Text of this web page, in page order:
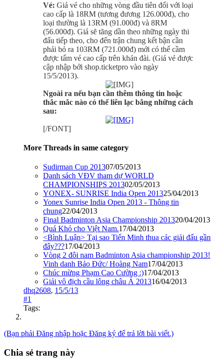
Vé: Giá vé cho những vòng đầu tiên đối với loại
cao cấp là 18RM (tương đương 126.000đ), cho
loại thường là 13RM (91.000đ) và 8RM
(56.000đ). Giá sẽ tăng dần theo những ngày thi
đấu tiếp theo, cho đến trận chung kết bận cần
phải bỏ ra 103RM (721.000đ) mới có thể cầm
được tấm vé cao cấp trên khán đài. (Giá vé được
cập nhập bởi shop.ticketpro vào ngày
15/5/2013).
Ngoài ra nếu bạn cần thêm thông tin hoặc
thắc mắc nào có thể liên lạc bằng những cách
sau:
[/FONT]
More Threads in same category
Sudirman Cup 201307/05/2013
Danh sách VĐV tham dự WORLD
CHAMPIONSHIPS 201302/05/2013
YONEX- SUNRISE India Open 201325/04/2013
Yonex Sunrise India Open 2013 - Thông tin
chung22/04/2013
Final Badminton Asia Championship 201320/04/2013
Quá Khó cho Việt Nam.17/04/2013
<Bình Luận> Tại sao Tiến Minh thua các giải đấu gần
đây???17/04/2013
Vòng 2 đôi nam Badminton Asia championship 2013!
Vinh danh Bảo Đức/ Hoàng Nam17/04/2013
Chúc mừng Phạm Cao Cường :)17/04/2013
Giải vô địch cầu lông châu Á 201316/04/2013
dhq2608, 15/5/13
#1
Tags:
(Bạn phải Đăng nhập hoặc Đăng ký để trả lời bài viết.)
Chia sẻ trang này